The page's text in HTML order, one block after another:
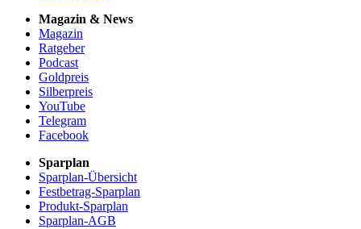
Magazin & News
Magazin
Ratgeber
Podcast
Goldpreis
Silberpreis
YouTube
Telegram
Facebook
Sparplan
Sparplan-Übersicht
Festbetrag-Sparplan
Produkt-Sparplan
Sparplan-AGB